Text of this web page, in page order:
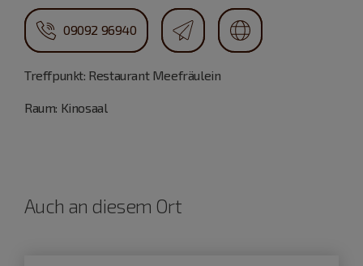
09092 96940
Treffpunkt: Restaurant Meefräulein
Raum: Kinosaal
Auch an diesem Ort